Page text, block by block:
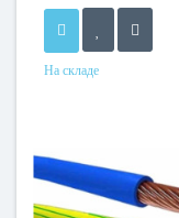
На складе
185 мм²
Кол-во жил